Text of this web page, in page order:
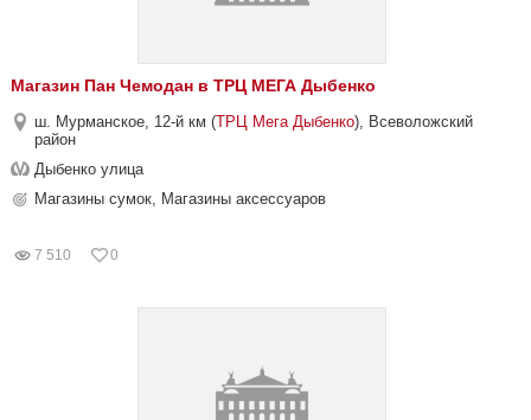
Магазин Пан Чемодан в ТРЦ МЕГА Дыбенко
ш. Мурманское, 12-й км (ТРЦ Мега Дыбенко), Всеволожский
район
Дыбенко улица
Магазины сумок, Магазины аксессуаров
7 510 0